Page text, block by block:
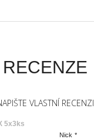
RECENZE
VLASTNÍ RECENZI
5x3ks
*
Nick